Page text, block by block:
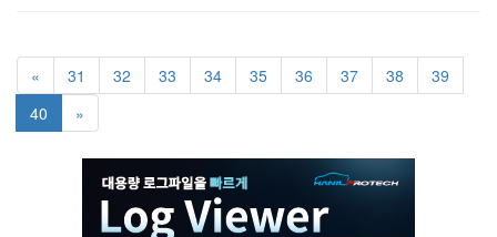
« 31 32 33 34 35 36 37 38
39
40
»